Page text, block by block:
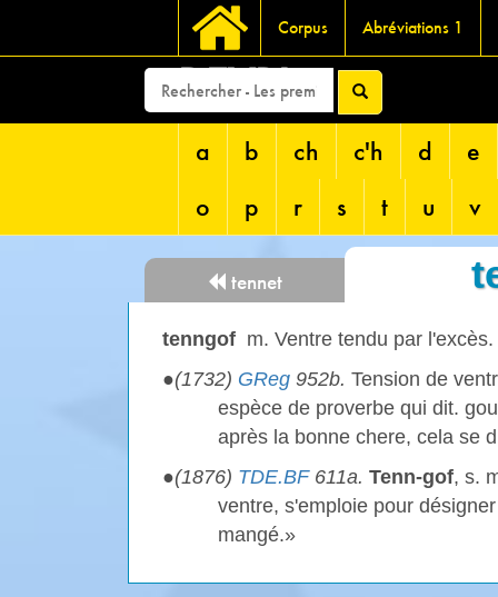
Corpus Abréviations 1
DEVRI
a b ch c'h d
e
o
p r s t u v
tennet
tenngof m. Ventre tendu par l'excès.
●(1732) GReg 952b. Tension de
espèce de proverbe qui dit.
après la bonne chere, cela se
●(1876) TDE.BF611a. Tenn-gof, s.
ventre, s'emploie pour
mangé.»